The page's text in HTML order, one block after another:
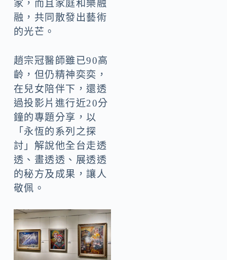
家，而且家庭和樂融
融，共同散發出藝術
的光芒。
趙宗冠醫師雖已90高
齡，但仍精神奕奕，
在兒女陪伴下，還透
過投影片進行近20分
鐘的專題分享，以
「永恆的系列之探
討」解說他全台走透
透、畫透透、展透透
的秘方及成果，讓人
敬佩。